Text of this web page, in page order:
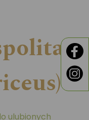
ulubionych